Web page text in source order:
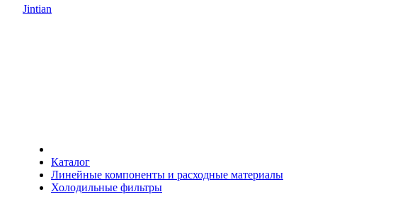
Jintian
Каталог
Линейные компоненты и расходные материалы
Холодильные фильтры